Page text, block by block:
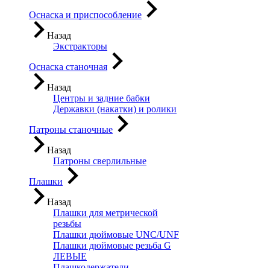
Оснаска и приспособление
Назад
Экстракторы
Оснаска станочная
Назад
Центры и задние бабки
Державки (накатки) и ролики
Патроны станочные
Назад
Патроны сверлильные
Плашки
Назад
Плашки для метрической
резьбы
Плашки дюймовые UNC/UNF
Плашки дюймовые резьба G
ЛЕВЫЕ